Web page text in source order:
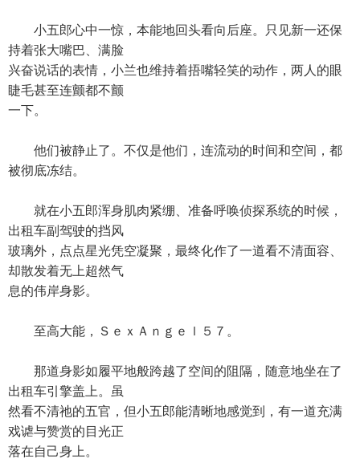
小五郎心中一惊，本能地回头看向后座。只见新一还保
持着张大嘴巴、满脸
兴奋说话的表情，小兰也维持着捂嘴轻笑的动作，两人的眼
睫毛甚至连颤都不颤
一下。
他们被静止了。不仅是他们，连流动的时间和空间，都
被彻底冻结。
就在小五郎浑身肌肉紧绷、准备呼唤侦探系统的时候，
出租车副驾驶的挡风
玻璃外，点点星光凭空凝聚，最终化作了一道看不清面容、
却散发着无上超然气
息的伟岸身影。
至高大能，ＳｅｘＡｎｇｅｌ５７。
那道身影如履平地般跨越了空间的阻隔，随意地坐在了
出租车引擎盖上。虽
然看不清祂的五官，但小五郎能清晰地感觉到，有一道充满
戏谑与赞赏的目光正
落在自己身上。